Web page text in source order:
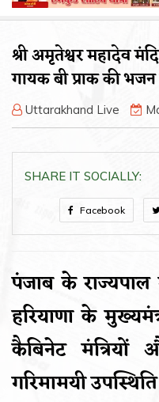
श्री अमृतेश्वर महादेव
गायक बी प्राक की
Uttarakhand Live
SHARE IT SOCIALLY:
Facebook
पंजाब के
हरियाणा के
कैबिनेट
गरिमामयी उपस्थिति